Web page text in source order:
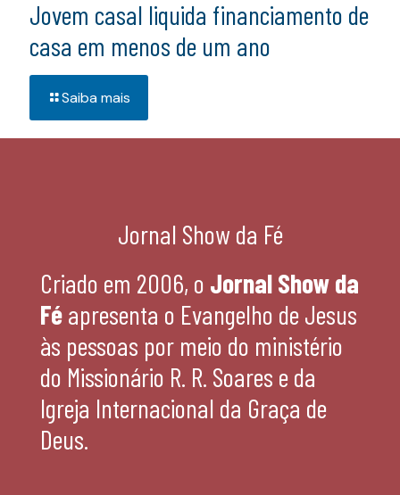
Jovem casal liquida financiamento de
casa em menos de um ano
Saiba mais
Jornal Show da Fé
Criado em 2006, o Jornal Show da
Féapresenta o Evangelho de Jesus
às pessoas por meio do ministério
do Missionário R. R. Soares e da
Igreja Internacional da Graça de
Deus.